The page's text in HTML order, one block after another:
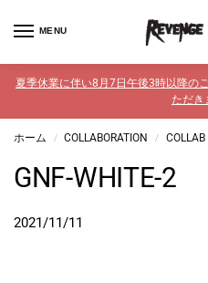
MENU
夏季休業に伴い8月7日午後3時以降の
ただき
ホーム / COLLABORATION / COLLAB
GNF-WHITE-2
2021/11/11